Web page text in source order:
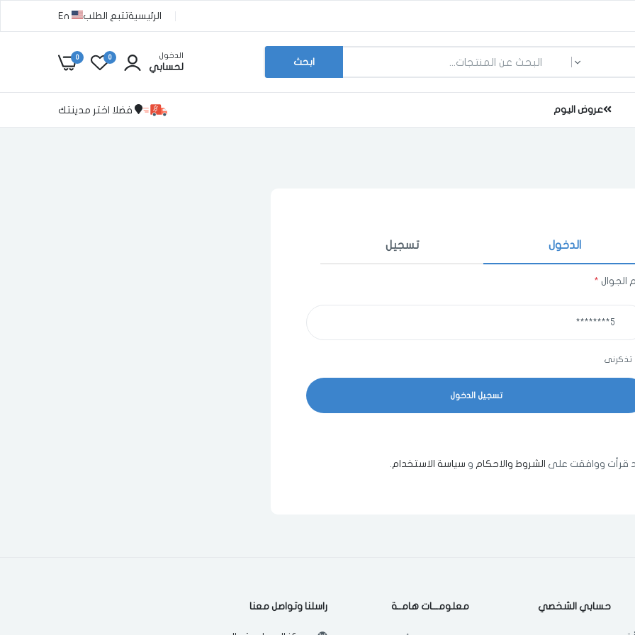
الرئيسيةتتبع الطلب En
ابحث
الدخول
لحسابي
0
0
عروض اليوم فضلا اختر مدينتك
الدخول تسجيل
الجوال *
تذكرنى
قرأت ووافقت على الشروط والاحكام و سياسة الاستخدام.
حسابي الشخصي معلومـــات هامــة راسلنا وتواصل معنا
اختر المدينة
اختر المدينة
ما الذي تبحث عنه؟